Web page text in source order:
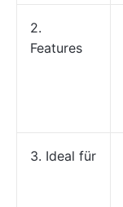
2.
Features
3. Ideal für